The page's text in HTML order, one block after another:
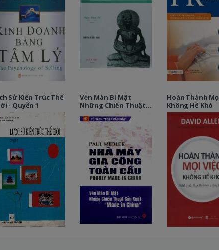
Sử Kiến Trúc Thế
- Quyển 1
Vén Màn Bí Mật
Những Chiến Thuật
Sản Xuất Made In
China
Hoàn Thành
Không Hề Khó